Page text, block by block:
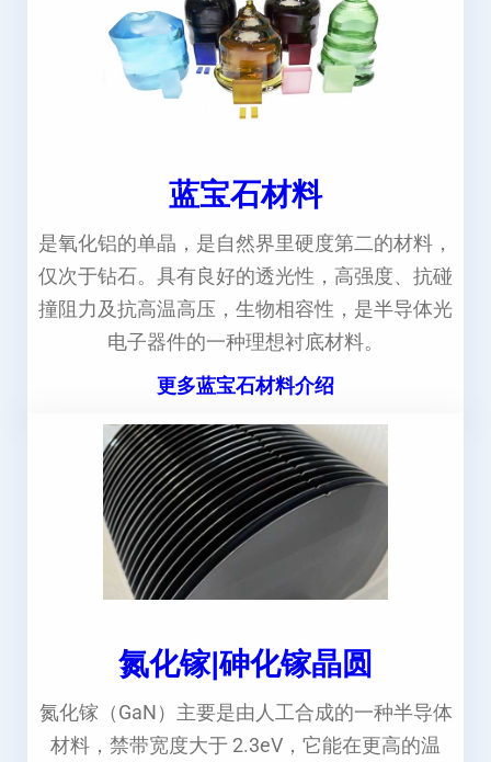
蓝宝石材料
是氧化铝的单晶，是自然界里硬度第二的材料，
仅次于钻石。具有良好的透光性，高强度、抗碰
撞阻力及抗高温高压，生物相容性，是半导体光
电子器件的一种理想衬底材料。
更多蓝宝石材料介绍
氮化镓|砷化镓晶圆
氮化镓（GaN）主要是由人工合成的一种半导体
材料，禁带宽度大于 2.3eV，它能在更高的温